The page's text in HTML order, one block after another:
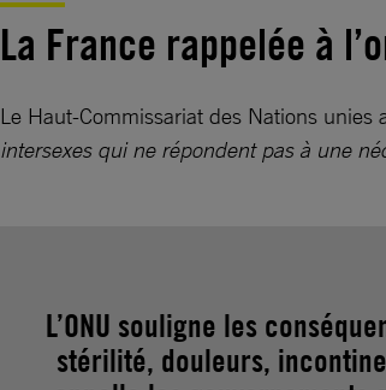
La France rappelée à
Le Haut-Commissariat des Nations unies
intersexes qui ne répondent pas à une
L’ONU souligne les
stérilité, douleurs,